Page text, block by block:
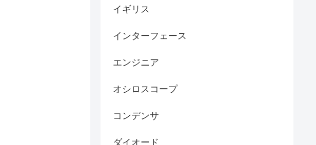
イギリス
インターフェース
エンジニア
オシロスコープ
コンデンサ
ダイオード